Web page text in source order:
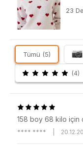
23
Tümü (5)
(4)
158 boy 68 kilo için
**** ****